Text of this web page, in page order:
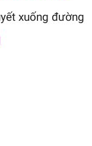
xuống đường